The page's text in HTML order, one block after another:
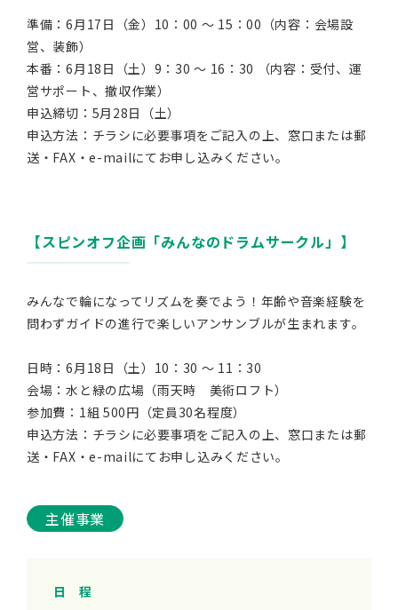
準備：6月17日（金）10：00 ～ 15：00（内容：会場設
営、装飾）
本番：6月18日（土）9：30 ～ 16：30 （内容：受付、運
営サポート、撤収作業）
申込締切：5月28日（土）
申込方法：チラシに必要事項をご記入の上、窓口または郵
送・FAX・e-mailにてお申し込みください。
【スピンオフ企画「みんなのドラムサークル」】
みんなで輪になってリズムを奏でよう！年齢や音楽経験を
問わずガイドの進行で楽しいアンサンブルが生まれます。
日時：6月18日（土）10：30 ～ 11：30
会場：水と緑の広場（雨天時 美術ロフト）
参加費：1組 500円（定員30名程度）
申込方法：チラシに必要事項をご記入の上、窓口または郵
送・FAX・e-mailにてお申し込みください。
主催事業
日 程